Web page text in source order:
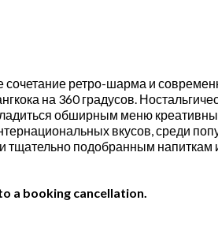
ретро-шарма и
на 360 градусов.
обширным меню
вкусов, среди
подобранным напиткам
a booking cancellation.